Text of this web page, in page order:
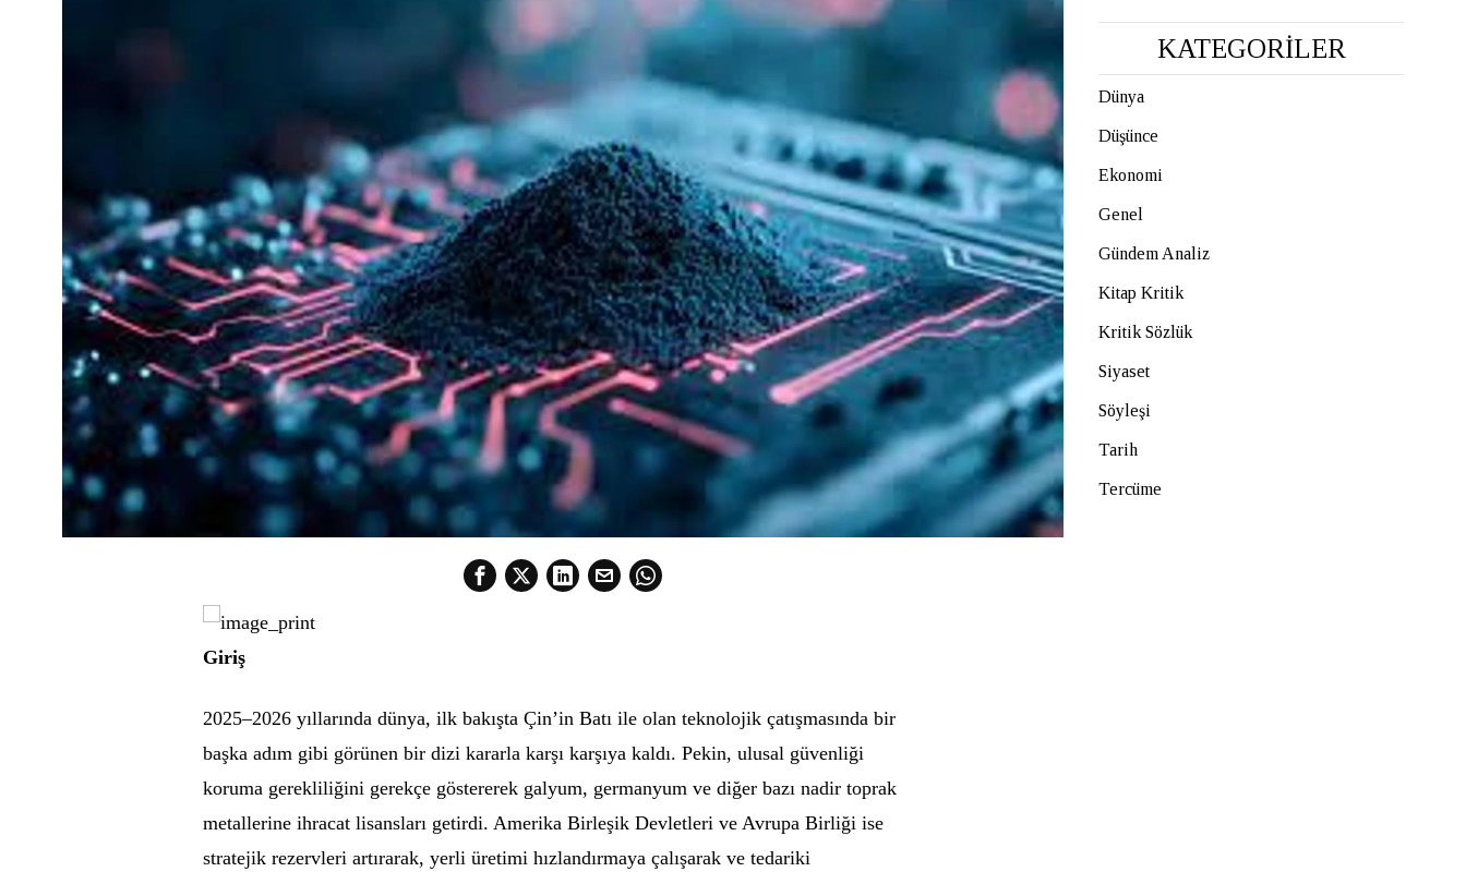
Giriş
2025–2026 yıllarında dünya, ilk bakışta Çin’in Batı ile olan teknolojik çatışmasında bir
başka adım gibi görünen bir dizi kararla karşı karşıya kaldı. Pekin, ulusal güvenliği
koruma gerekliliğini gerekçe göstererek galyum, germanyum ve diğer bazı nadir toprak
metallerine ihracat lisansları getirdi. Amerika Birleşik Devletleri ve Avrupa Birliği ise
stratejik rezervleri artırarak, yerli üretimi hızlandırmaya çalışarak ve tedariki
KATEGORİLER
Dünya
Düşünce
Ekonomi
Genel
Gündem Analiz
Kitap Kritik
Kritik Sözlük
Siyaset
Söyleşi
Tarih
Tercüme